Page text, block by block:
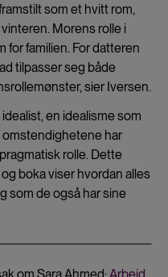
som et hvitt rom,
Morens rolle i
for familien. For datteren
tilpasser seg både
sier Iversen.
en idealisme som
omstendighetene har
rolle. Dette
boka viser hvordan alles
som de også har sine